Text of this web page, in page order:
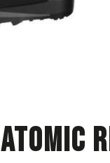
ATOMIC